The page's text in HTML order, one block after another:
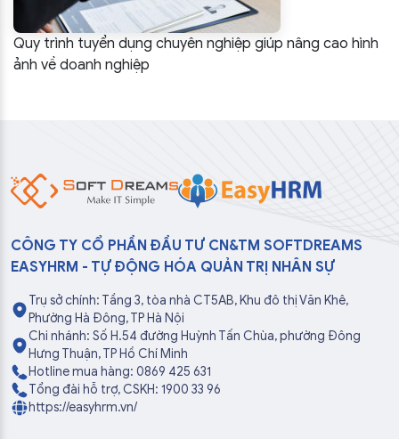
Quy trình tuyển dụng chuyên nghiệp giúp nâng cao hình
ảnh về doanh nghiệp
CÔNG TY CỔ PHẦN ĐẦU TƯ CN&TM SOFTDREAMS
EASYHRM - TỰ ĐỘNG HÓA QUẢN TRỊ NHÂN SỰ
Trụ sở chính: Tầng 3, tòa nhà CT5AB, Khu đô thị Văn Khê,
Phường Hà Đông, TP Hà Nội
Chi nhánh: Số H.54 đường Huỳnh Tấn Chùa, phường Đông
Hưng Thuận, TP Hồ Chí Minh
Hotline mua hàng: 0869 425 631
Tổng đài hỗ trợ, CSKH: 1900 33 96
https://easyhrm.vn/